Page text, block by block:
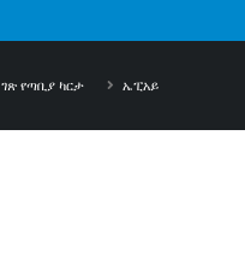
የጣቢያ ካርታ ኤፒአይ